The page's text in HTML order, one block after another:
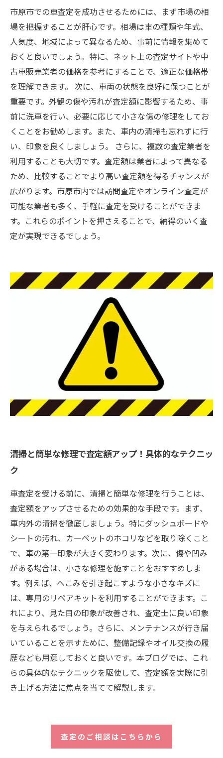
市原市での車査定を成功させるためには、まず市場の相
場を把握することが肝心です。相場は車の種類や年式、
人気度、地域によって異なるため、事前に情報を集めて
おくと良いでしょう。特に、ネット上の査定サイトや中
古車販売業者の価格を参考にすることで、適正な価格帯
を理解できます。 次に、車両の状態を良好に保つことが
重要です。外観の傷や汚れが査定額に影響するため、事
前に洗車を行い、必要に応じて小さな傷の修理をしてお
くことをお勧めします。また、車内の清掃も忘れずに行
い、印象を良くしましょう。 さらに、複数の査定業者を
利用することも大切です。査定額は業者によって異なる
ため、比較することでより高い査定額を得るチャンスが
広がります。市原市内では訪問査定やオンライン査定が
可能な業者も多く、手軽に査定を受けることができま
す。これらのポイントを押さえることで、納得のいく査
定が実現できるでしょう。
清掃と簡単な修理で査定額アップ！具体的なテクニッ
ク
車査定を受ける前に、清掃と簡単な修理を行うことは、
査定額をアップさせるための効果的な手段です。まず、
車内外の清掃を徹底しましょう。特にダッシュボードや
シートの汚れ、カーペットのホコリなどを取り除くこと
で、車の第一印象が大きく変わります。次に、傷や凹み
がある場合は、小さな修理を施すことをおすすめしま
す。例えば、へこみを引き起こすような小さなキズに
は、専用のリペアキットを利用することができます。こ
れにより、見た目の印象が改善され、査定士に良い印象
を与えられるでしょう。さらに、メンテナンスが行き届
いていることを示すために、整備記録やオイル交換の履
歴なども用意しておくと良いです。本ブログでは、これ
らの具体的なテクニックを駆使して、査定額を実際に引
き上げる方法に焦点を当てて解説します。
査定のご相談はこちらから